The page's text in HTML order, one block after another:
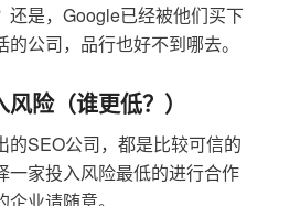
还是，Google已经被他们买下
公司，品行也好不到哪去。
险（谁更低？）
的SEO公司，都是比较可信的
一家投入风险最低的进行合作